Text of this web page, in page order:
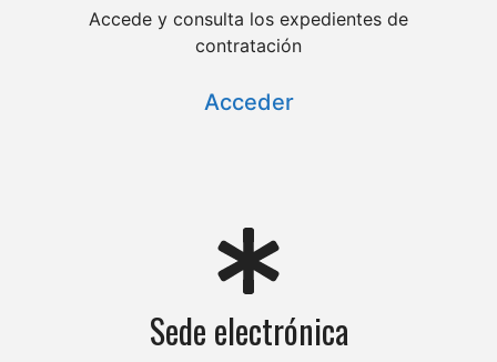
Accede y consulta los expedientes de
contratación
Acceder
Sede electrónica